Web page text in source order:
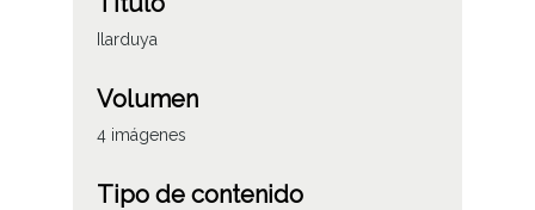
Ilarduya
Volumen
4 imágenes
Tipo de contenido